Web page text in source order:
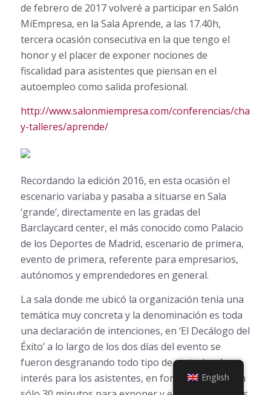
de febrero de 2017 volveré a participar en Salón
MiEmpresa, en la Sala Aprende, a las 17.40h,
tercera ocasión consecutiva en la que tengo el
honor y el placer de exponer nociones de
fiscalidad para asistentes que piensan en el
autoempleo como salida profesional.
http://www.salonmiempresa.com/conferencias/charlas-
y-talleres/aprende/
Recordando la edición 2016, en esta ocasión el
escenario variaba y pasaba a situarse en Sala
‘grande’, directamente en las gradas del
Barclaycard center, el más conocido como Palacio
de los Deportes de Madrid, escenario de primera,
evento de primera, referente para empresarios,
autónomos y emprendedores en general.
La sala donde me ubicó la organización tenía una
temática muy concreta y la denominación es toda
una declaración de intenciones, en ‘El Decálogo del
Éxito’ a lo largo de los dos días del evento se
fueron desgranando todo tipo de materias de
interés para los asistentes, en formato breve, tan
English